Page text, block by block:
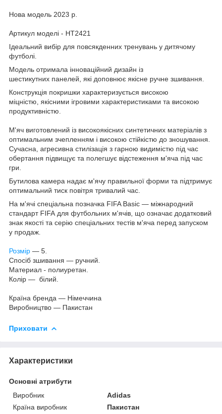
Нова модель 2023 р.
Артикул моделі - HT2421
Ідеальний вибір для повсякденних тренувань у дитячому
футболі.
Модель отримала інноваційний дизайн із
шестикутних панелей, які доповнює якісне ручне зшивання.
Конструкція покришки характеризується високою
міцністю, якісними ігровими характеристиками та високою
продуктивністю.
М'яч виготовлений із високоякісних синтетичних матеріалів з
оптимальним зчепленням і високою стійкістю до зношування.
Сучасна, агресивна стилізація з гарною видимістю під час
обертання підвищує та полегшує відстеження м'яча під час
гри.
Бутилова камера надає м'ячу правильної форми та підтримує
оптимальний тиск повітря тривалий час.
На м'ячі спеціальна позначка FIFA Basic — міжнародний
стандарт FIFA для футбольних м'ячів, що означає додатковий
знак якості та серію спеціальних тестів м'яча перед запуском
у продаж.
Розмір — 5.
Спосіб зшивання — ручний.
Материал - полиуретан.
Колір — білий.
Країна бренда — Німеччина
Виробництво — Пакистан
Приховати
Характеристики
Основні атрибути
Виробник
Adidas
Країна виробник
Пакистан